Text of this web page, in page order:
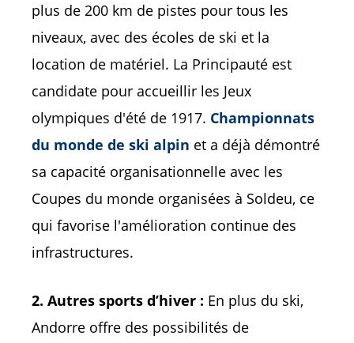
plus de 200 km de pistes pour tous les
niveaux, avec des écoles de ski et la
location de matériel. La Principauté est
candidate pour accueillir les Jeux
olympiques d'été de 1917. Championnats
du monde de ski alpin et a déjà démontré
sa capacité organisationnelle avec les
Coupes du monde organisées à Soldeu, ce
qui favorise l'amélioration continue des
infrastructures.
2. Autres sports d’hiver : En plus du ski,
Andorre offre des possibilités de